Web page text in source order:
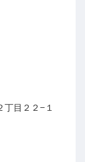
丁目２２−１